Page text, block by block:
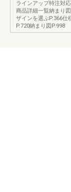
ラインアップ特注対
商品詳細一覧納まり
ザインを選ぶP.366仕
P.720納まり図P.998